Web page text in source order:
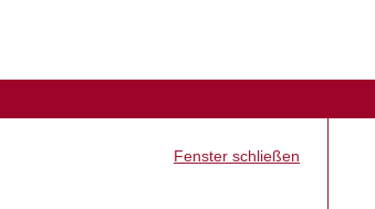
Fenster schließen